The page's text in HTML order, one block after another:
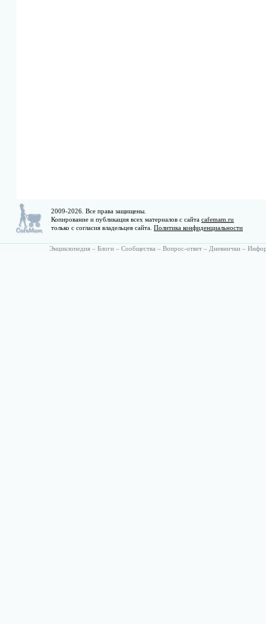
2009-2026. Все права защищены.
Копирование и публикация всех материалов с сайта cafemam.ru
только с согласия владельцев сайта. Политика конфиденциальности
Энциклопедия – Блоги – Сообщества – Вопрос-ответ – Дневнички –